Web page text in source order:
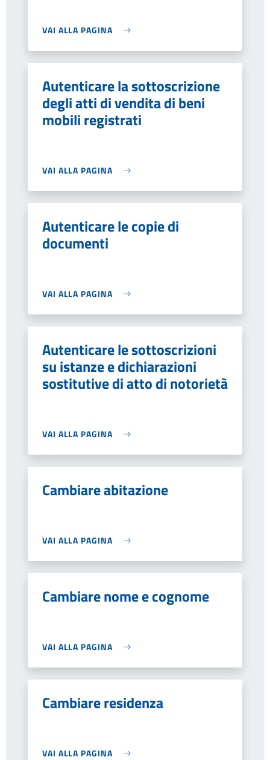
VAI ALLA PAGINA
Autenticare la sottoscrizione
degli atti di vendita di beni
mobili registrati
VAI ALLA PAGINA
Autenticare le copie di
documenti
VAI ALLA PAGINA
Autenticare le sottoscrizioni
su istanze e dichiarazioni
sostitutive di atto di notorietà
VAI ALLA PAGINA
Cambiare abitazione
VAI ALLA PAGINA
Cambiare nome e cognome
VAI ALLA PAGINA
Cambiare residenza
VAI ALLA PAGINA